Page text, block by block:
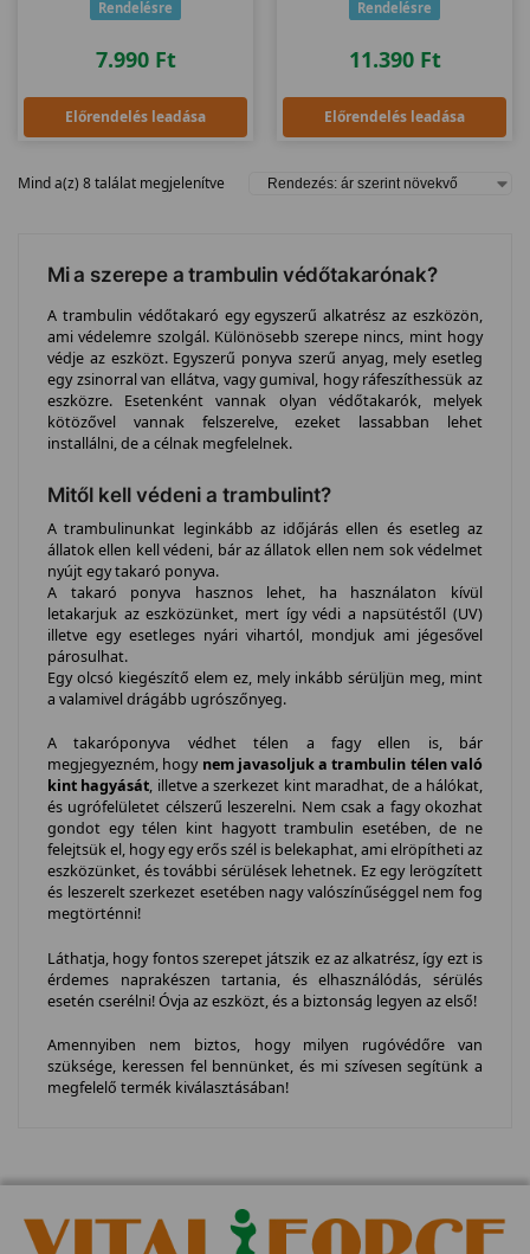
Rendelésre
7.990 Ft
Előrendelés leadása
Rendelésre
11.390 Ft
Előrendelés leadása
Mind a(z) 8 találat megjelenítve
Mi a szerepe a trambulin védőtakarónak?
A trambulin védőtakaró egy egyszerű alkatrész az eszközön,
ami védelemre szolgál. Különösebb szerepe nincs, mint hogy
védje az eszközt. Egyszerű ponyva szerű anyag, mely esetleg
egy zsinorral van ellátva, vagy gumival, hogy ráfeszíthessük az
eszközre. Esetenként vannak olyan védőtakarók, melyek
kötözővel vannak felszerelve, ezeket lassabban lehet
installálni, de a célnak megfelelnek.
Mitől kell védeni a trambulint?
A trambulinunkat leginkább az időjárás ellen és esetleg az
állatok ellen kell védeni, bár az állatok ellen nem sok védelmet
nyújt egy takaró ponyva.
A takaró ponyva hasznos lehet, ha használaton kívül
letakarjuk az eszközünket, mert így védi a napsütéstől (UV)
illetve egy esetleges nyári vihartól, mondjuk ami jégesővel
párosulhat.
Egy olcsó kiegészítő elem ez, mely inkább sérüljün meg, mint
a valamivel drágább ugrószőnyeg.
A takaróponyva védhet télen a fagy ellen is, bár
megjegyezném, hogy nem javasoljuk a trambulin télen való
kint hagyását, illetve a szerkezet kint maradhat, de a hálókat,
és ugrófelületet célszerű leszerelni. Nem csak a fagy okozhat
gondot egy télen kint hagyott trambulin esetében, de ne
felejtsük el, hogy egy erős szél is belekaphat, ami elröpítheti az
eszközünket, és további sérülések lehetnek. Ez egy lerögzített
és leszerelt szerkezet esetében nagy valószínűséggel nem fog
megtörténni!
Láthatja, hogy fontos szerepet játszik ez az alkatrész, így ezt is
érdemes naprakészen tartania, és elhasználódás, sérülés
esetén cserélni! Óvja az eszközt, és a biztonság legyen az első!
Amennyiben nem biztos, hogy milyen rugóvédőre van
szüksége, keressen fel bennünket, és mi szívesen segítünk a
megfelelő termék kiválasztásában!